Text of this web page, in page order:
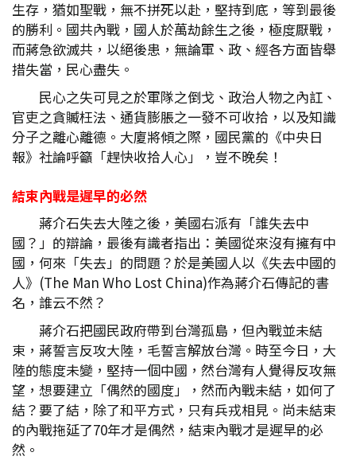
生存，猶如聖戰，無不拼死以赴，堅持到底，等到最後
的勝利。國共內戰，國人於萬劫餘生之後，極度厭戰，
而蔣急欲滅共，以絕後患，無論軍、政、經各方面皆舉
措失當，民心盡失。
民心之失可見之於軍隊之倒戈、政治人物之內訌、
官吏之貪贓枉法、通貨膨脹之一發不可收拾，以及知識
分子之離心離德。大廈將傾之際，國民黨的《中央日
報》社論呼籲「趕快收拾人心」，豈不晚矣！
結束內戰是遲早的必然
蔣介石失去大陸之後，美國右派有「誰失去中
國？」的辯論，最後有識者指出：美國從來沒有擁有中
國，何來「失去」的問題？於是美國人以《失去中國的
人》(The Man Who Lost China)作為蔣介石傳記的書
名，誰云不然？
蔣介石把國民政府帶到台灣孤島，但內戰並未結
束，蔣誓言反攻大陸，毛誓言解放台灣。時至今日，大
陸的態度未變，堅持一個中國，然台灣有人覺得反攻無
望，想要建立「偶然的國度」，然而內戰未結，如何了
結？要了結，除了和平方式，只有兵戎相見。尚未結束
的內戰拖延了70年才是偶然，結束內戰才是遲早的必
然。